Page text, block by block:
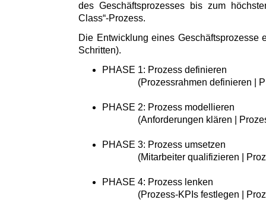
des Geschäftsprozesses bis zum
Class“-Prozess.
Die Entwicklung eines Geschäftsprozesse
Schritten).
PHASE 1: Prozess definieren
(Prozessrahmen definieren |
PHASE 2: Prozess modellieren
(Anforderungen klären |
PHASE 3: Prozess umsetzen
(Mitarbeiter qualifizieren |
PHASE 4: Prozess lenken
(Prozess-KPIs festlegen |